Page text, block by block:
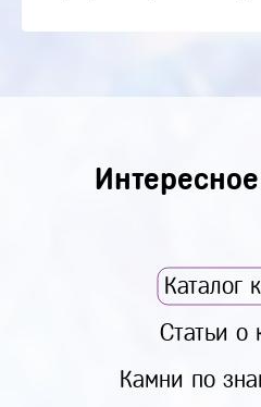
Каталог
Статьи о
Камни по